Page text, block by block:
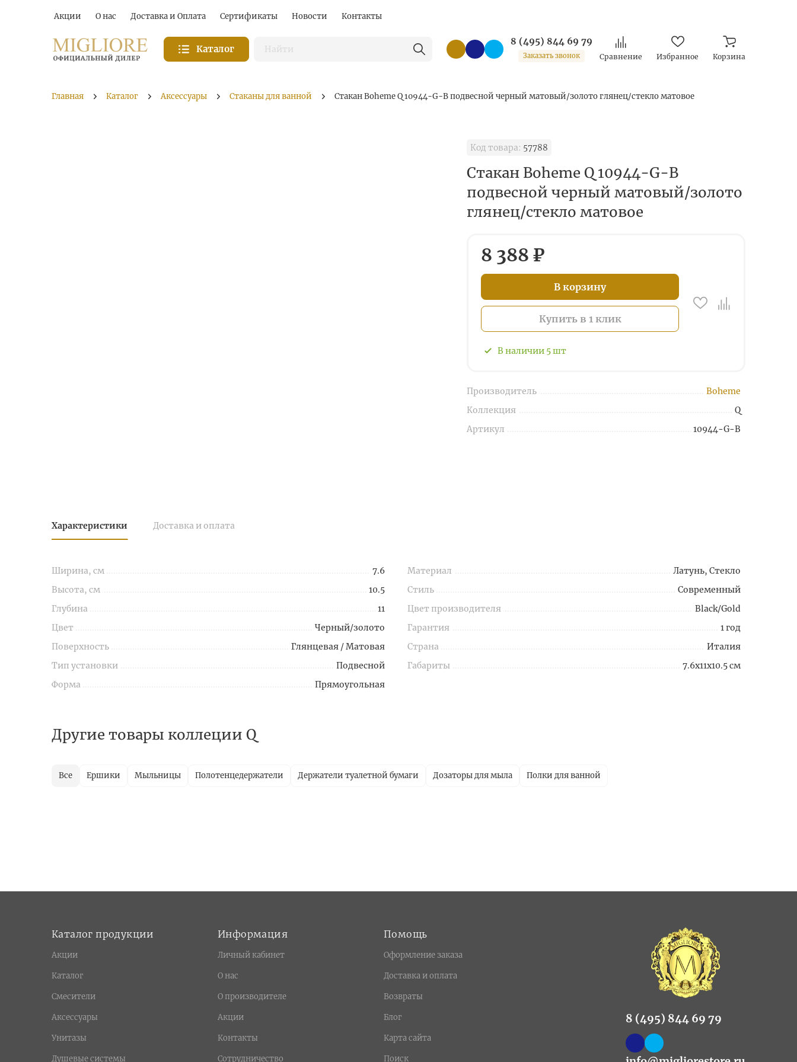
Акции О нас Доставка и Оплата Сертификаты Новости Контакты
Каталог
8 (495) 844 69 79
Заказать звонок Сравнение Избранное Корзина
Главная Каталог Аксессуары Стаканы для ванной Стакан Boheme Q 10944-G-B подвесной черный матовый/золото глянец/стекло матовое
Код товара: 57788
Стакан Boheme Q 10944-G-B
подвесной черный матовый/золото
глянец/стекло матовое
8 388 ₽
В корзину
Купить в 1 клик
В наличии 5шт
Производитель
Boheme
Коллекция
Q
Артикул
10944-G-B
Характеристики Доставка и оплата
Ширина, см
7.6
Высота, см
10.5
Глубина
11
Цвет
Черный/золото
Поверхность
Глянцевая / Матовая
Тип установки
Подвесной
Форма
Прямоугольная
Материал
Латунь, Стекло
Стиль
Современный
Цвет производителя
Black/Gold
Гарантия
1 год
Страна
Италия
Габариты
7.6x11x10.5 см
Другие товары коллеции Q
Все Ершики Мыльницы Полотенцедержатели Держатели туалетной бумаги Дозаторы для мыла Полки для ванной
Каталог продукции
Акции
Каталог
Смесители
Аксессуары
Унитазы
Душевые системы
Информация
Личный кабинет
О нас
О производителе
Акции
Контакты
Сотрудничество
Помощь
Оформление заказа
Доставка и оплата
Возвраты
Блог
Карта сайта
Поиск
8 (495) 844 69 79